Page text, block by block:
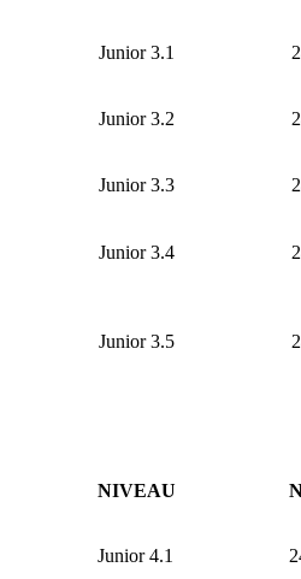
Junior 3.1
Junior 3.2
Junior 3.3
Junior 3.4
Junior 3.5
NIVEAU
Junior 4.1